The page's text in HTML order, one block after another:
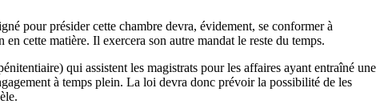
pour présider cette chambre devra, évidement, se conformer à
cette matière. Il exercera son autre mandat le reste du temps.
qui assistent les magistrats pour les affaires ayant entraîné une
à temps plein. La loi devra donc prévoir la possibilité de les